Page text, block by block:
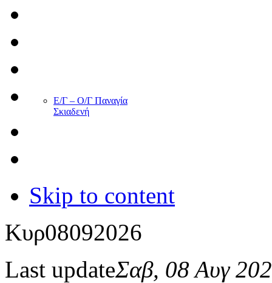
Ε/Γ – Ο/Γ Παναγία
Σκιαδενή
Skip to content
Κυρ08092026
Last updateΣαβ, 08 Αυγ